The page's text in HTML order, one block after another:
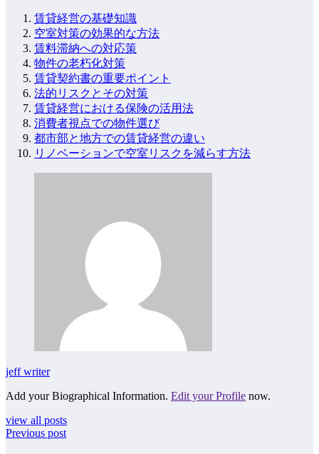
賃貸経営の基礎知識
空室対策の効果的な方法
賃料滞納への対応策
物件の老朽化対策
賃貸契約書の重要ポイント
法的リスクとその対策
賃貸経営における保険の活用法
消費者視点での物件選び
都市部と地方での賃貸経営の違い
リノベーションで空室リスクを減らす方法
jeff writer
Add your Biographical Information. Edit your Profile now.
view all posts
Previous post